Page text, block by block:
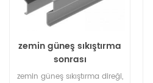
zemin güneş sıkıştırma
sonrası
zemin güneş sıkıştırma direği,